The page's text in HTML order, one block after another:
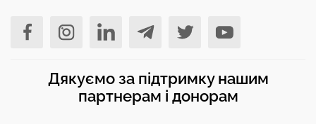
Дякуємо за підтримку нашим
партнерам і донорам